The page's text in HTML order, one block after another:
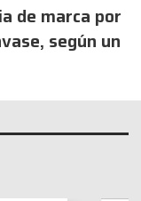
de marca por
según un